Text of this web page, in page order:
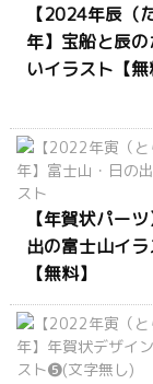
【2024年辰（
年】宝船と辰
いイラスト【無
【年賀状パー
出の富士山イラ
【無料】